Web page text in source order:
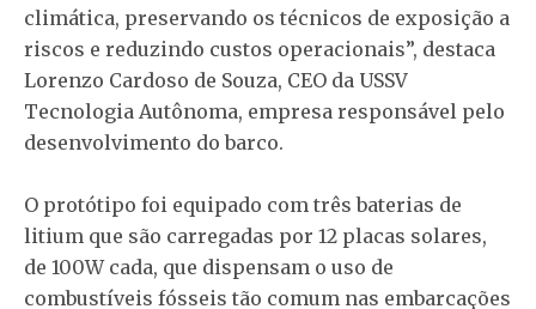
climática, preservando os técnicos de exposição a
riscos e reduzindo custos operacionais”, destaca
Lorenzo Cardoso de Souza, CEO da USSV
Tecnologia Autônoma, empresa responsável pelo
desenvolvimento do barco.
O protótipo foi equipado com três baterias de
litium que são carregadas por 12 placas solares,
de 100W cada, que dispensam o uso de
combustíveis fósseis tão comum nas embarcações